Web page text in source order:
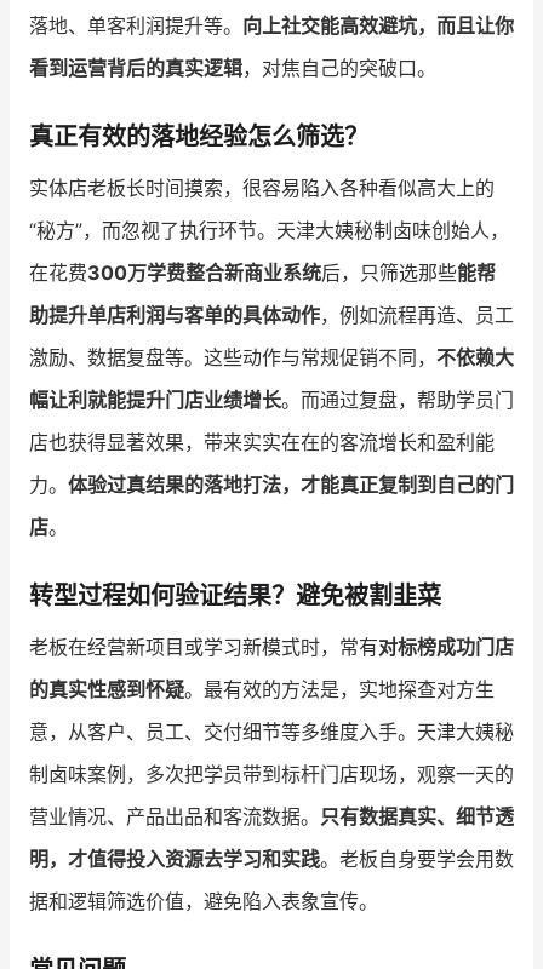
落地、单客利润提升等。 向上社交能高效避坑，而且让你
看到运营背后的真实逻辑，对焦自己的突破口。
真正有效的落地经验怎么筛选？
实体店老板长时间摸索，很容易陷入各种看似高大上的
“秘方”，而忽视了执行环节。天津大姨秘制卤味创始人，
在花费300万学费整合新商业系统后，只筛选那些能帮
助提升单店利润与客单的具体动作，例如流程再造、员工
激励、数据复盘等。这些动作与常规促销不同， 不依赖大
幅让利就能提升门店业绩增长。而通过复盘，帮助学员门
店也获得显著效果，带来实实在在的客流增长和盈利能
力。 体验过真结果的落地打法，才能真正复制到自己的门
店。
转型过程如何验证结果？避免被割韭菜
老板在经营新项目或学习新模式时，常有对标榜成功门店
的真实性感到怀疑。最有效的方法是，实地探查对方生
意，从客户、员工、交付细节等多维度入手。天津大姨秘
制卤味案例，多次把学员带到标杆门店现场，观察一天的
营业情况、产品出品和客流数据。 只有数据真实、细节透
明，才值得投入资源去学习和实践。老板自身要学会用数
据和逻辑筛选价值，避免陷入表象宣传。